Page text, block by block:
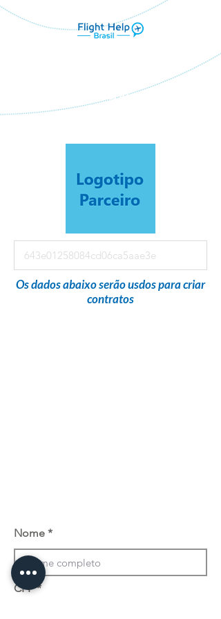
em parceria com
Os dados abaixo serão usdos para criar
contratos
Nome
CPF